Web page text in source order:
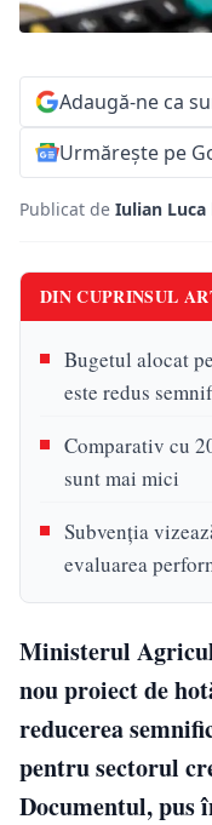
Adaugă-ne ca
Urmărește pe
Publicat de Iulian Luca
DIN CUPRINSUL
Bugetul alocat
este redus
Comparativ cu
sunt mai mici
Subvenția
evaluarea
Ministerul
nou proiect de
reducerea
pentru sectorul
Documentul, pus